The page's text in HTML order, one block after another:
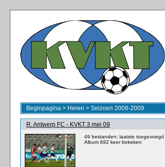
Beginpagina > Heren > Seizoen 2008-2009
R. Antwerp FC - KVKT 3 mei 09
49 bestanden; laatste toegevoegd
Album 692 keer bekeken